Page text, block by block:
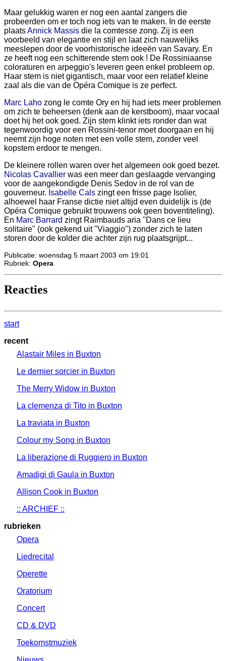
Maar gelukkig waren er nog een aantal zangers die
probeerden om er toch nog iets van te maken. In de eerste
plaatsAnnick Massis die la comtesse zong. Zij is een
voorbeeld van elegantie en stijl en laat zich nauwelijks
meeslepen door de voorhistorische ideeën van Savary. En
ze heeft nog een schitterende stem ook ! De Rossiniaanse
coloraturen en arpeggio's leveren geen enkel probleem op.
Haar stem is niet gigantisch, maar voor een relatief kleine
zaal als die van de Opéra Comique is ze perfect.
Marc Laho zong le comte Ory en hij had iets meer problemen
om zich te beheersen (denk aan de kerstboom), maar vocaal
doet hij het ook goed. Zijn stem klinkt iets ronder dan wat
tegenwoordig voor een Rossini-tenor moet doorgaan en hij
neemt zijn hoge noten met een volle stem, zonder veel
kopstem erdoor te mengen.
De kleinere rollen waren over het algemeen ook goed bezet.
Nicolas Cavallier was een meer dan geslaagde vervanging
voor de aangekondigde Denis Sedov in de rol van de
gouverneur. Isabelle Cals zingt een frisse page Isolier,
alhoewel haar Franse dictie niet altijd even duidelijk is (de
Opéra Comique gebruikt trouwens ook geen boventiteling).
En Marc Barrard zingt Raimbauds aria "Dans ce lieu
solitaire" (ook gekend uit "Viaggio") zonder zich te laten
storen door de kolder die achter zijn rug plaatsgrijpt...
Publicatie: woensdag 5 maart 2003 om 19:01
Rubriek: Opera
Reacties
start
recent
Alastair Miles in Buxton
Le dernier sorcier in Buxton
The Merry Widow in Buxton
La clemenza di Tito in Buxton
La traviata in Buxton
Colour my Song in Buxton
La liberazione di Ruggiero in Buxton
Amadigi di Gaula in Buxton
Allison Cook in Buxton
:: ARCHIEF ::
rubrieken
Opera
Liedrecital
Operette
Oratorium
Concert
CD & DVD
Toekomstmuziek